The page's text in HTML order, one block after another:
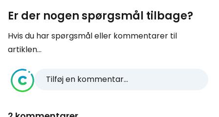
Er der nogen spørgsmål tilbage?
Hvis du har spørgsmål eller kommentarer til
artiklen...
Tilføj en kommentar...